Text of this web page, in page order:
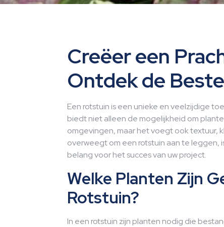
Creëer een
Ontdek de
Een rotstuin is een unieke en veelzijdige
biedt niet alleen de mogelijkheid om
omgevingen, maar het voegt ook textuur,
overweegt om een rotstuin aan te leggen,
belang voor het succes van uw project.
Welke Planten Zijn
Rotstuin?
In een rotstuin zijn planten nodig die